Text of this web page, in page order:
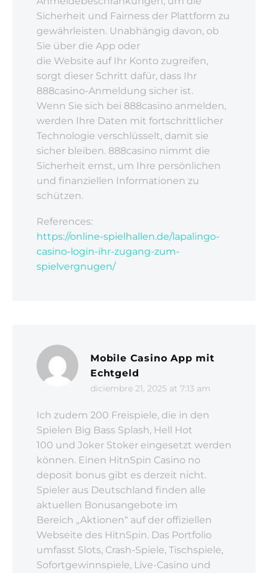
Sicherheit und Fairness der Plattform zu
gewährleisten. Unabhängig davon, ob
Sie über die App oder
die Website auf Ihr Konto zugreifen,
sorgt dieser Schritt dafür, dass Ihr
888casino-Anmeldung sicher ist.
Wenn Sie sich bei 888casino anmelden,
werden Ihre Daten mit fortschrittlicher
Technologie verschlüsselt, damit sie
sicher bleiben. 888casino nimmt die
Sicherheit ernst, um Ihre persönlichen
und finanziellen Informationen zu
schützen.
References:
https://online-spielhallen.de/lapalingo-
casino-login-ihr-zugang-zum-
spielvergnugen/
Mobile Casino App mit
Echtgeld
diciembre 21, 2025 at 7:13 am
Ich zudem 200 Freispiele, die in den
Spielen Big Bass Splash, Hell Hot
100 und Joker Stoker eingesetzt werden
können. Einen HitnSpin Casino no
deposit bonus gibt es derzeit nicht.
Spieler aus Deutschland finden alle
aktuellen Bonusangebote im
Bereich „Aktionen“ auf der offiziellen
Webseite des HitnSpin. Das Portfolio
umfasst Slots, Crash-Spiele, Tischspiele,
Sofortgewinnspiele, Live-Casino und